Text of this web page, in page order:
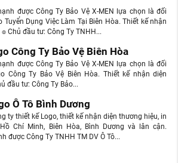
được Công Ty Bảo Vệ X-MEN lựa chọn là đối
Tuyển Dụng Việc Làm Tại Biên Hòa. Thiết kế nhận
Chủ đầu tư: Công Ty TNHH...
Công Ty Bảo Vệ Biên Hòa
được Công Ty Bảo Vệ X-MEN lựa chọn là đối
Công Ty Bảo Vệ Biên Hòa. Thiết kế nhận diện
đầu tư: Công Ty Bảo...
Ô Tô Bình Dương
ty thiết kế Logo, thiết kế nhận diện thương hiệu, in
Chí Minh, Biên Hòa, Bình Dương và lân cận.
được Công Ty TNHH TM DV Ô Tô...